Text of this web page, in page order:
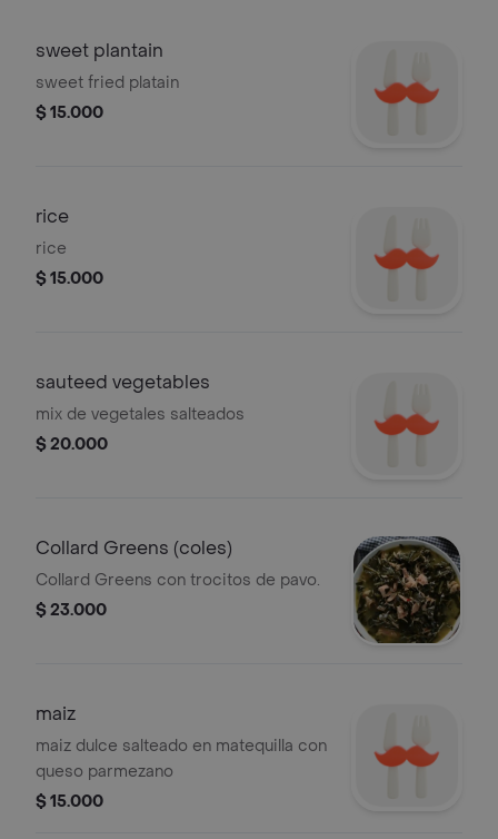
sweet plantain
sweet fried platain
$ 15.000
rice
rice
$ 15.000
sauteed vegetables
mix de vegetales salteados
$ 20.000
Collard Greens (coles)
Collard Greens con trocitos de pavo.
$ 23.000
maiz
maiz dulce salteado en matequilla con
queso parmezano
$ 15.000